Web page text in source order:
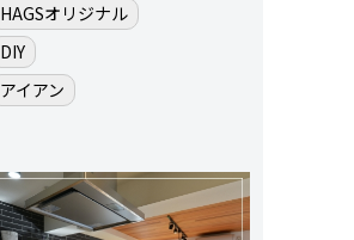
HAGSオリジナル
DIY
アイアン